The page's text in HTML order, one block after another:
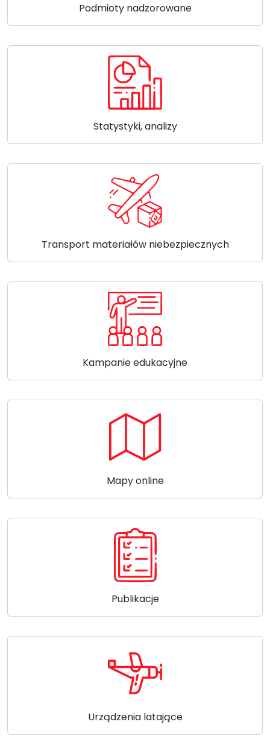
Podmioty nadzorowane
Statystyki, analizy
Transport materiałów niebezpiecznych
Kampanie edukacyjne
Mapy online
Publikacje
Urządzenia latające